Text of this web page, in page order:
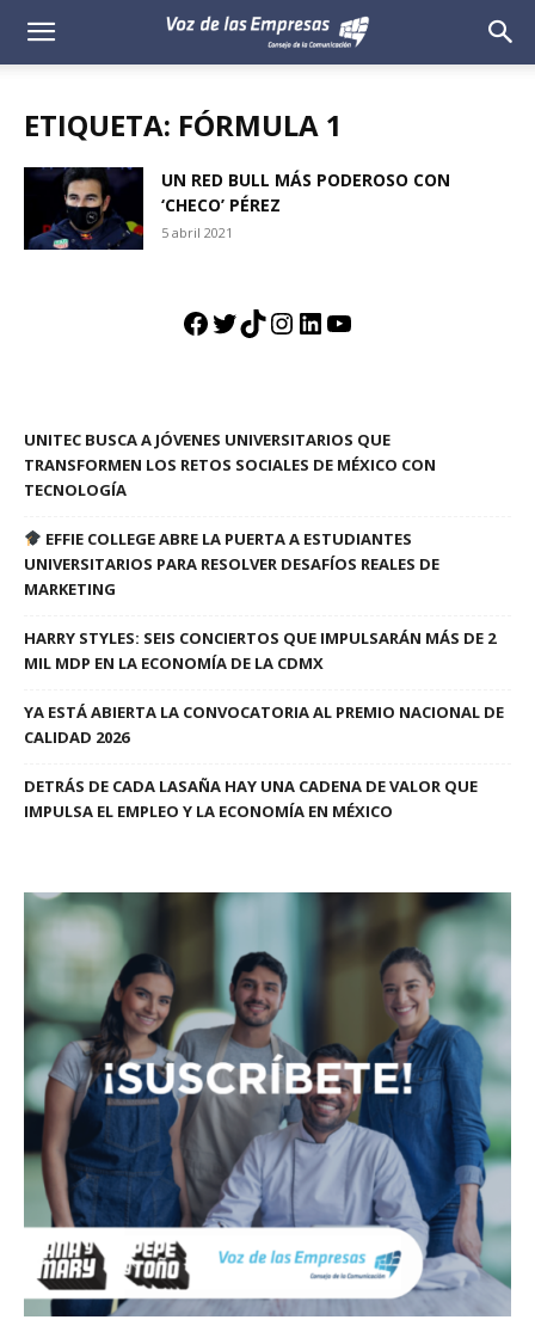
Voz
Empresas
ETIQUETA: FÓRMULA 1
UN RED BULL MÁS PODEROSO CON
‘CHECO’ PÉREZ
5 abril 2021
Facebook
Twitter
TikTok
Instagram
LinkedIn
YouTube
UNITEC BUSCA A JÓVENES UNIVERSITARIOS QUE
TRANSFORMEN LOS RETOS SOCIALES DE MÉXICO CON
TECNOLOGÍA
EFFIE COLLEGE ABRE LA PUERTA A ESTUDIANTES
UNIVERSITARIOS PARA RESOLVER DESAFÍOS REALES DE
MARKETING
HARRY STYLES: SEIS CONCIERTOS QUE IMPULSARÁN MÁS DE 2
MIL MDP EN LA ECONOMÍA DE LA CDMX
YA ESTÁ ABIERTA LA CONVOCATORIA AL PREMIO NACIONAL DE
CALIDAD 2026
DETRÁS DE CADA LASAÑA HAY UNA CADENA DE VALOR QUE
IMPULSA EL EMPLEO Y LA ECONOMÍA EN MÉXICO